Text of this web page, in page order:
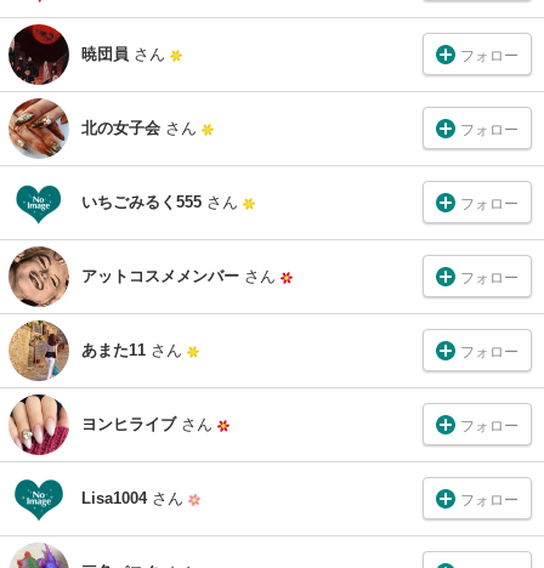
暁団員 さん フォロー
北の女子会 さん フォロー
いちごみるく555 さん フォロー
アットコスメメンバー さん フォロー
あまた11 さん フォロー
ヨンヒライブ さん フォロー
Lisa1004 さん フォロー